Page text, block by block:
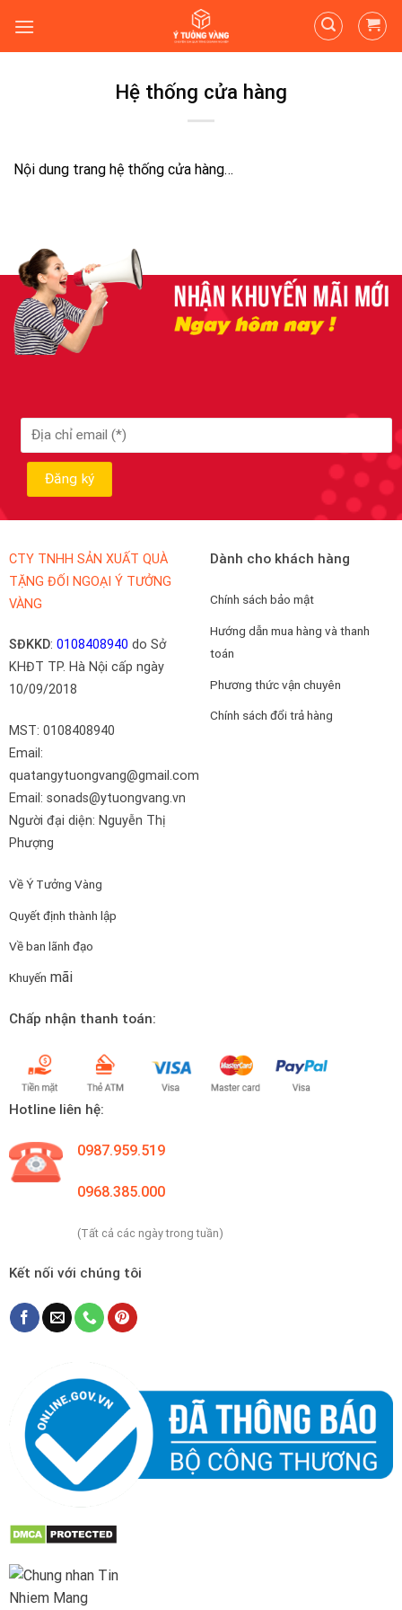
content
Hệ thống cửa hàng
Nội dung trang hệ thống cửa hàng…
CTY TNHH SẢN XUẤT QUÀ
TẶNG ĐỐI NGOẠI Ý TƯỞNG
VÀNG
SĐKKD: 0108408940 do Sở
KHĐT TP. Hà Nội cấp ngày
10/09/2018
MST: 0108408940
Email:
quatangytuongvang@gmail.com
Email: sonads@ytuongvang.vn
Người đại diện: Nguyễn Thị
Phượng
Về Ý Tưởng Vàng
Quyết định thành lập
Về ban lãnh đạo
Khuyến mãi
Dành cho khách hàng
Chính sách bảo mật
Hướng dẫn mua hàng và thanh
toán
Phương thức vận chuyên
Chính sách đổi trả hàng
Chấp nhận thanh toán:
Hotline liên hệ:
0987.959.519
0968.385.000
(Tất cả các ngày trong tuần)
Kết nối với chúng tôi